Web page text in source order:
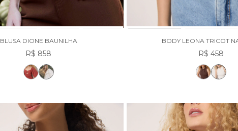
BLUSA DIONE BAUNILHA
R$ 858
BODY LEONA TRICOT
R$ 458